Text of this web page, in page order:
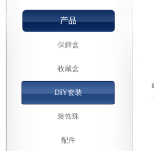
产品
保鲜盒
收藏盒
DIY套装
装饰珠
配件